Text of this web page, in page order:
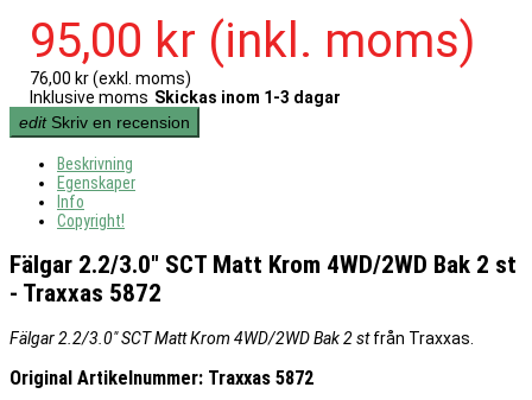
95,00 kr (inkl. moms)
76,00 kr(exkl. moms)
Inklusive moms Skickas inom 1-3 dagar
edit Skriv en recension
Beskrivning
Egenskaper
Info
Copyright!
Fälgar 2.2/3.0" SCT Matt Krom 4WD/2WD Bak 2 st
- Traxxas 5872
Fälgar 2.2/3.0" SCT Matt Krom 4WD/2WD Bak 2 stfrån Traxxas.
Original Artikelnummer: Traxxas 5872